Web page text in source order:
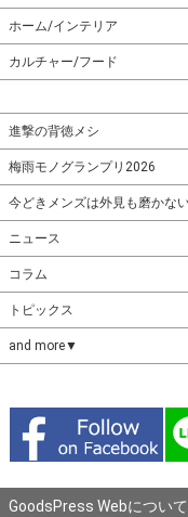
ホーム/インテリア
カルチャー/フード
進撃の背徳メシ
梅雨モノグランプリ2026
今どきメンズは外見も磨かな
ニュース
コラム
トピックス
and more▼
GoodsPress Webについて